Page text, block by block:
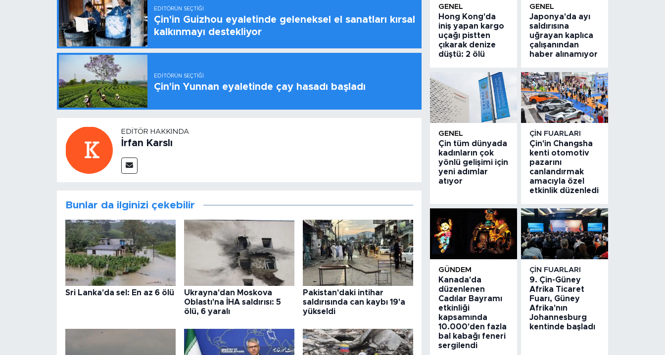
EDITÖRÜN SEÇTIĞI
Çin'in Guizhou eyaletinde geleneksel el sanatları kırsal
kalkınmayı destekliyor
EDITÖRÜN SEÇTIĞI
Çin'in Yunnan eyaletinde çay hasadı başladı
EDITÖR HAKKINDA
İrfan Karslı
Bunlar da ilginizi çekebilir
Sri Lanka'da sel: En az 6 ölü
Ukrayna'dan Moskova
Oblastı'na İHA saldırısı: 5
ölü, 6 yaralı
Pakistan'daki intihar
saldırısında can kaybı 19'a
yükseldi
GENEL
Hong Kong'da
iniş yapan kargo
uçağı pistten
çıkarak denize
düştü: 2 ölü
GENEL
Japonya'da ayı
saldırısına
uğrayan kaplıca
çalışanından
haber alınamıyor
GENEL
Çin tüm dünyada
kadınların çok
yönlü gelişimi için
yeni adımlar
atıyor
ÇIN FUARLARI
Çin'in Changsha
kenti otomotiv
pazarını
canlandırmak
amacıyla özel
etkinlik düzenledi
GÜNDEM
Kanada'da
düzenlenen
Cadılar Bayramı
etkinliği
kapsamında
10.000'den fazla
bal kabağı feneri
sergilendi
ÇIN FUARLARI
9. Çin-Güney
Afrika Ticaret
Fuarı, Güney
Afrika'nın
Johannesburg
kentinde başladı